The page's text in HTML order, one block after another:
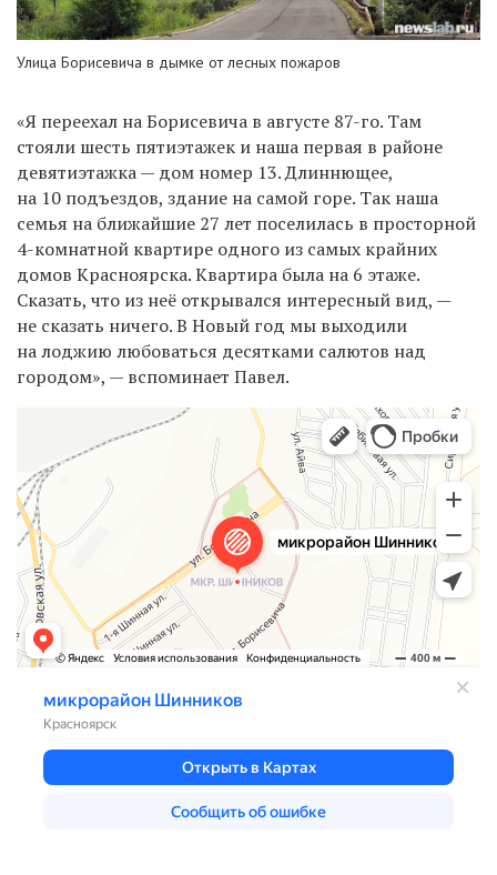
Улица Борисевича в дымке от лесных пожаров
«Я переехал на Борисевича в августе 87-го. Там
стояли шесть пятиэтажек и наша первая в районе
девятиэтажка — дом номер 13. Длиннющее,
на 10 подъездов, здание на самой горе. Так наша
семья на ближайшие 27 лет поселилась в просторной
4-комнатной квартире одного из самых крайних
домов Красноярска. Квартира была на 6 этаже.
Сказать, что из неё открывался интересный вид, —
не сказать ничего. В Новый год мы выходили
на лоджию любоваться десятками салютов над
городом», — вспоминает Павел.